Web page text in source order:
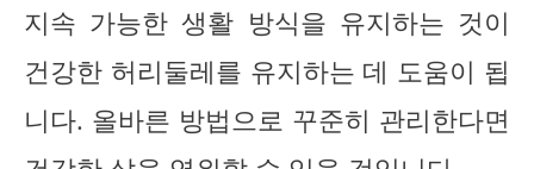
지속 가능한 생활 방식을 유지하는 것이
건강한 허리둘레를 유지하는 데 도움이 됩
니다. 올바른 방법으로 꾸준히 관리한다면